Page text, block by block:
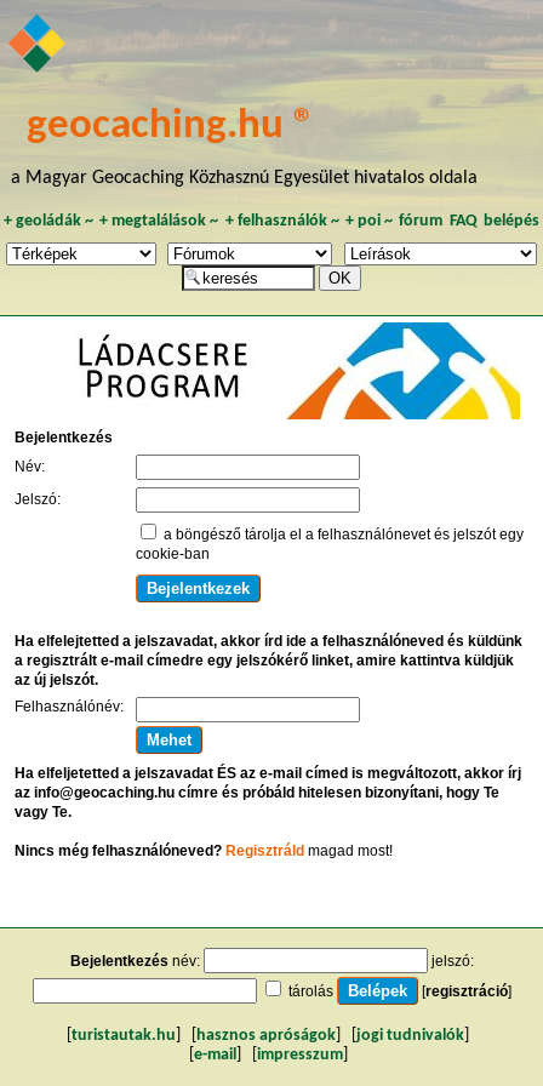
geocaching.hu ®
a Magyar Geocaching Közhasznú Egyesület hivatalos oldala
+ geoládák~ +megtalálások ~ + felhasználók~ + poi~ fórum FAQ belépés
Bejelentkezés
Név:
Jelszó:
a böngésző tárolja el a felhasználónevet és jelszót egy
cookie-ban
Ha elfelejtetted a jelszavadat, akkor írd ide a felhasználóneved és küldünk
a regisztrált e-mail címedre egy jelszókérő linket, amire kattintva küldjük
az új jelszót.
Felhasználónév:
Ha elfeljetetted a jelszavadat ÉS az e-mail címed is megváltozott, akkor írj
az info@geocaching.hu címre és próbáld hitelesen bizonyítani, hogy Te
vagy Te.
Nincs még felhasználóneved? Regisztráldmagad most!
Bejelentkezés név:
jelszó:
tárolás
[regisztráció]
turistautak.hu hasznos apróságok jogi tudnivalók
e-mail impresszum]